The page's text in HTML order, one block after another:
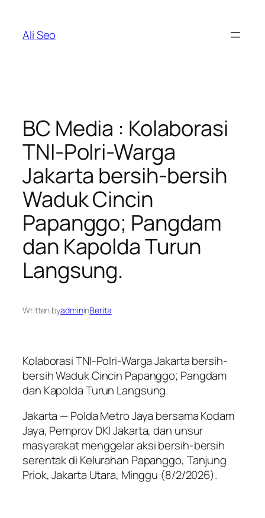
content
Ali Seo
BC Media : Kolaborasi
TNI-Polri-Warga
Jakarta bersih-bersih
Waduk Cincin
Papanggo; Pangdam
dan Kapolda Turun
Langsung.
Written byadmininBerita
Kolaborasi TNI-Polri-Warga Jakarta bersih-
bersih Waduk Cincin Papanggo; Pangdam
dan Kapolda Turun Langsung.
Jakarta — Polda Metro Jaya bersama Kodam
Jaya, Pemprov DKI Jakarta, dan unsur
masyarakat menggelar aksi bersih-bersih
serentak di Kelurahan Papanggo, Tanjung
Priok, Jakarta Utara, Minggu (8/2/2026).